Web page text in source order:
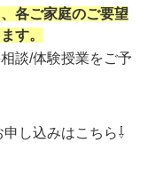
各ご家庭のご要望
す。
談/体験授業をご予
し込みはこちら⇩